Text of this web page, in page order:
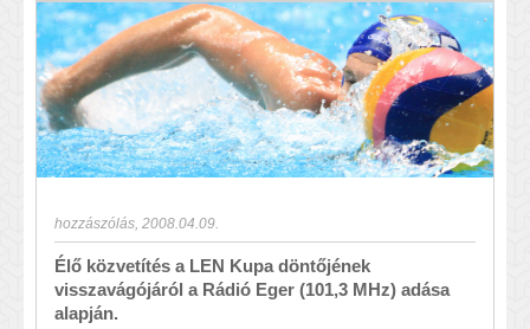
hozzászólás 2008.04.09.
Élő közvetítés a LEN Kupa döntőjének
visszavágójáról a Rádió Eger (101,3 MHz) adása
alapján.